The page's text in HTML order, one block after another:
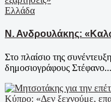
Ελλάδα
Ν. Ανδρουλάκης:
Στο πλαίσιο της
δημοσιογράφους Στέφανο...